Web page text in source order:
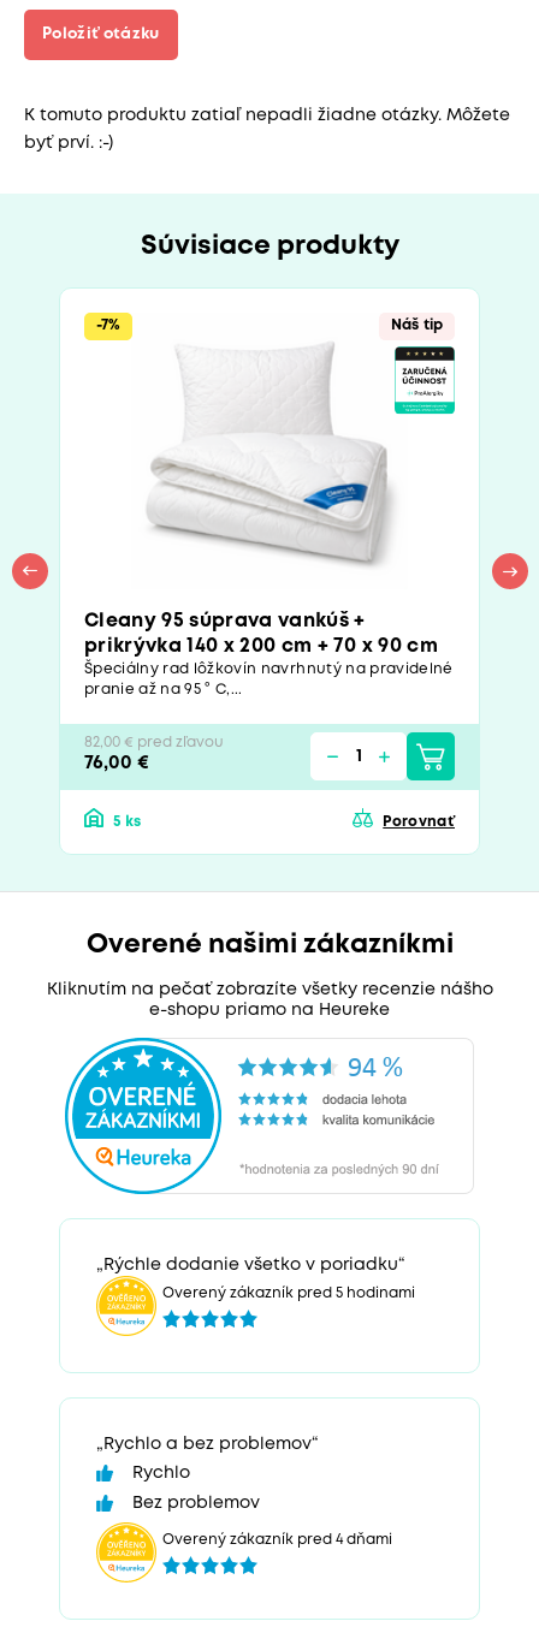
Položiť otázku
K tomuto produktu zatiaľ nepadli žiadne otázky. Môžete
byť prví. :-)
Súvisiace produkty
-7% Náš tip
Cleany 95 súprava vankúš +
prikrývka 140 x 200 cm + 70 x 90 cm
Špeciálny rad lôžkovín navrhnutý na pravidelné
pranie až na 95 ° C,...
82,00 € pred zľavou
76,00 €
5 ks Porovnať
Overené našimi zákazníkmi
Kliknutím na pečať zobrazíte všetky recenzie nášho
e-shopu priamo na Heureke
„Rýchle dodanie všetko v poriadku“
Overený zákazník pred 5 hodinami
„Rychlo a bez problemov“
Rychlo
Bez problemov
Overený zákazník pred 4 dňami